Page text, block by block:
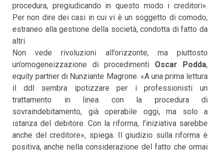
procedura, pregiudicando in questo modo i creditori».
Per non dire dei casi in cui vi è un soggetto di comodo,
estraneo alla gestione della società, condotta di fatto da
altri.
Non vede rivoluzioni all’orizzonte, ma piuttosto
un’omogeneizzazione di procedimenti Oscar Podda,
equity partner di Nunziante Magrone. «A una prima lettura
il ddl sembra ipotizzare per i professionisti un
trattamento in linea con la procedura di
sovraindebitamento, già operabile oggi, ma solo a
istanza del debitore. Con la riforma, l’iniziativa sarebbe
anche del creditore», spiega. Il giudizio sulla riforma è
positiva, anche nella considerazione del fatto che ormai